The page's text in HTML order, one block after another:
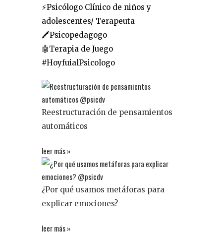
⚡️Psicólogo Clínico de niños y
adolescentes/ Terapeuta
🖍Psicopedagogo
🤖Terapia de Juego
#HoyfuialPsicologo
Reestructuración de pensamientos
automáticos
leer más »
¿Por qué usamos metáforas para
explicar emociones?
leer más »